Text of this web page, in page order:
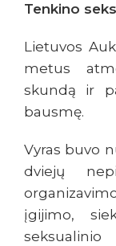
Tenkino
Lietuvos
metus
skundą ir
bausmę.
Vyras buvo
dviejų
įgijimo,